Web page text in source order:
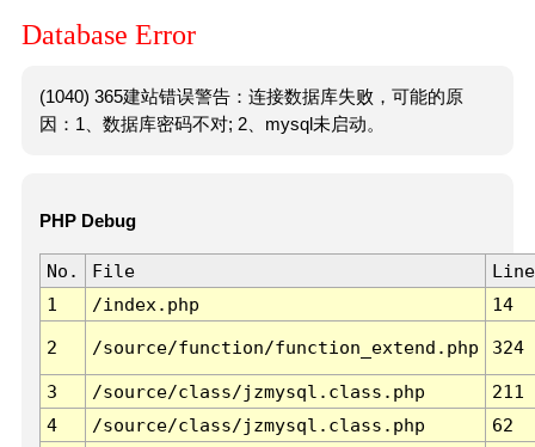
Database Error
(1040) 365建站错误警告：连接数据库失败，可能的原
因：1、数据库密码不对; 2、mysql未启动。
PHP Debug
No. File
Line
1
/index.php 14
2 /source/function/function_extend.php 324
3 /source/class/jzmysql.class.php
211
4
/source/class/jzmysql.class.php
62